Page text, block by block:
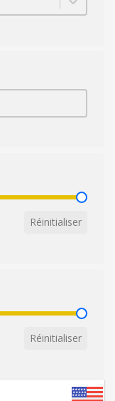
Réinitialiser
Réinitialiser